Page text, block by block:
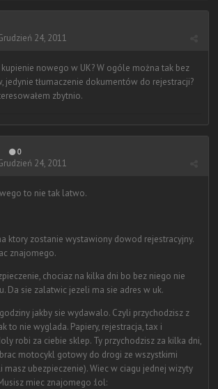
24, 2011
nowego w UK? W ogóle można tak bez
jedynie tłumaczenie dokumentów do rejestracji?
zbytnio.
0
24, 2011
to nie tak latwo.
ktory zostanie wystawiony dowod rejestracyjny.
znajomego.
chociaz na kilka dni bo bez niego nie
Da sie zalatwic jezeli ma sie adres w uk.
jakby sie wydawalo. Czyli przychodzisz z
to nie wyglada. Papiery, rejestracja, tax i
robi za ciebie sklep. Ty przychodzisz za kilka dni,
motocykl gotowy do drogi ze wszystkimi
ubezpieczenie). Wiec w ciagu jednej wizyty
miec znajomego :lol: